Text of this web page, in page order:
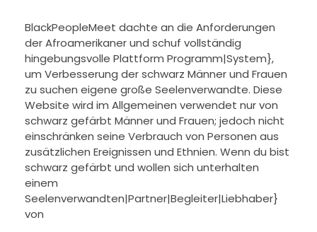
BlackPeopleMeet dachte an die Anforderungen
der Afroamerikaner und schuf vollständig
hingebungsvolle Plattform Programm|System},
um Verbesserung der schwarz Männer und Frauen
zu suchen eigene große Seelenverwandte. Diese
Website wird im Allgemeinen verwendet nur von
schwarz gefärbt Männer und Frauen; jedoch nicht
einschränken seine Verbrauch von Personen aus
zusätzlichen Ereignissen und Ethnien. Wenn du bist
schwarz gefärbt und wollen sich unterhalten
einem
Seelenverwandten|Partner|Begleiter|Liebhaber}
von